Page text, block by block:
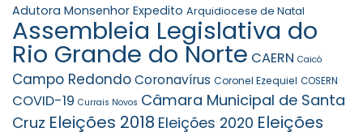
Adutora Monsenhor Expedito Arquidiocese de Natal
Assembleia Legislativa do
Rio Grande do Norte CAERN Caicó
Campo RedondoCoronavírus Coronel Ezequiel COSERN
COVID-19 Currais Novos Câmara Municipal de Santa
Cruz Eleições 2018 Eleições 2020 Eleições